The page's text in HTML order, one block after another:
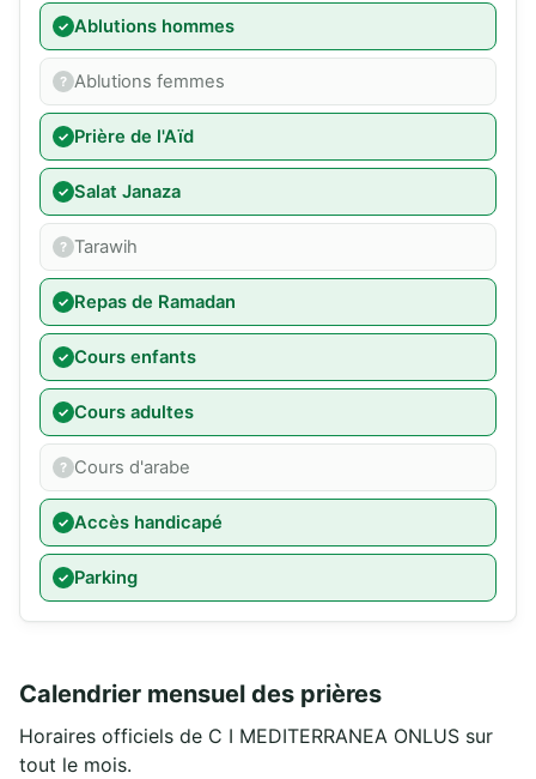
Ablutions hommes
Ablutions femmes
Prière de l'Aïd
Salat Janaza
Tarawih
Repas de Ramadan
Cours enfants
Cours adultes
Cours d'arabe
Accès handicapé
Parking
Calendrier mensuel des prières
Horaires officiels de C I MEDITERRANEA ONLUS sur
tout le mois.